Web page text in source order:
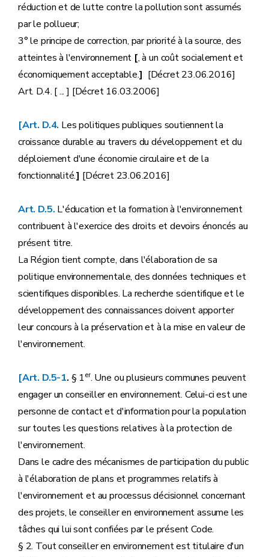
réduction et de lutte contre la pollution sont assumés
par le pollueur;
3° le principe de correction, par priorité à la source, des
atteintes à l'environnement [, à un coût socialement et
économiquement acceptable.] [Décret 23.06.2016]
Art. D.4. [ ... ] [Décret 16.03.2006]
[Art. D.4. Les politiques publiques soutiennent la
croissance durable au travers du développement et du
déploiement d'une économie circulaire et de la
fonctionnalité.] [Décret 23.06.2016]
Art. D.5. L'éducation et la formation à l'environnement
contribuent à l'exercice des droits et devoirs énoncés au
présent titre.
La Région tient compte, dans l'élaboration de sa
politique environnementale, des données techniques et
scientifiques disponibles. La recherche scientifique et le
développement des connaissances doivent apporter
leur concours à la préservation et à la mise en valeur de
l'environnement.
[Art. D.5-1. § 1er. Une ou plusieurs communes peuvent
engager un conseiller en environnement. Celui-ci est une
personne de contact et d'information pour la population
sur toutes les questions relatives à la protection de
l'environnement.
Dans le cadre des mécanismes de participation du public
à l'élaboration de plans et programmes relatifs à
l'environnement et au processus décisionnel concernant
des projets, le conseiller en environnement assume les
tâches qui lui sont confiées par le présent Code.
§ 2. Tout conseiller en environnement est titulaire d'un